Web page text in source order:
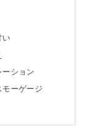
い
ーション
モーゲージ